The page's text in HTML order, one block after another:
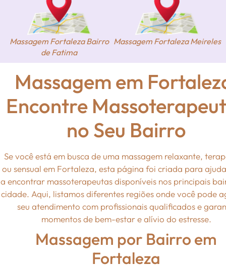
Massagem Fortaleza Bairro
de Fatima
Massagem Fortaleza Meireles
Massagem em
Encontre
no Seu Bairro
Se você está em busca de uma massagem relaxante,
ou sensual em Fortaleza, esta página foi criada para
a encontrar massoterapeutas disponíveis nos principais
cidade. Aqui, listamos diferentes regiões onde você pode
seu atendimento com profissionais qualificados e
momentos de bem-estar e alívio do estresse.
Massagem por Bairro em
Fortaleza